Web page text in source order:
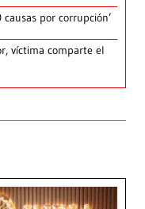
por corrupción’
víctima comparte el